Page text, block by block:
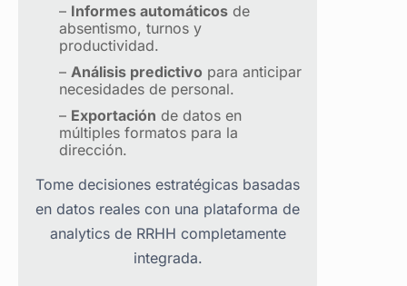
– Informes automáticos de
absentismo, turnos y
productividad.
– Análisis predictivo para anticipar
necesidades de personal.
– Exportación de datos en
múltiples formatos para la
dirección.
Tome decisiones estratégicas basadas
en datos reales con una plataforma de
analytics de RRHH completamente
integrada.